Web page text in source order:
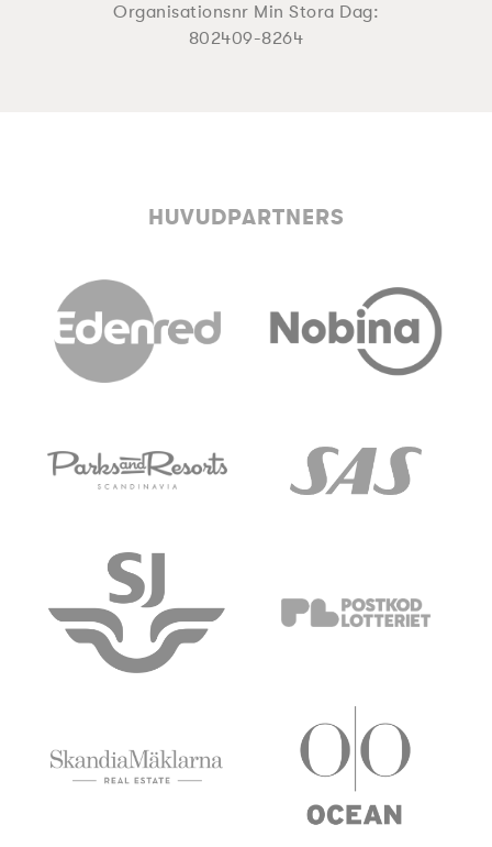
Organisationsnr Min Stora Dag:
802409-8264
HUVUDPARTNERS